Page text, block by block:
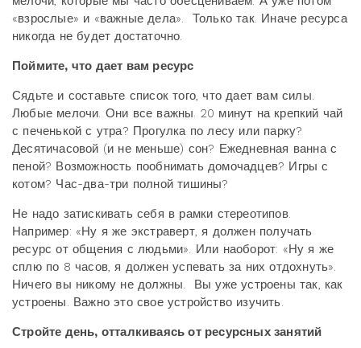
«взрослые» и «важные дела». Только так. Иначе ресурса
никогда не будет достаточно.
Поймите, что дает вам ресурс
Сядьте и составьте список того, что дает вам силы.
Любые мелочи. Они все важны. 20 минут на крепкий чай
с печенькой с утра? Прогулка по лесу или парку?
Десятичасовой (и не меньше) сон? Ежедневная ванна с
пеной? Возможность пообнимать домочадцев? Игры с
котом? Час-два-три полной тишины?
Не надо затискивать себя в рамки стереотипов.
Например: «Ну я же экстраверт, я должен получать
ресурс от общения с людьми». Или наоборот: «Ну я же
сплю по 8 часов, я должен успевать за них отдохнуть».
Ничего вы никому не должны. Вы уже устроены так, как
устроены. Важно это свое устройство изучить.
Стройте день, отталкиваясь от ресурсных занятий